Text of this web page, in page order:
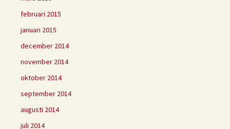
februari 2015
januari 2015
december 2014
november 2014
oktober 2014
september 2014
augusti 2014
juli 2014